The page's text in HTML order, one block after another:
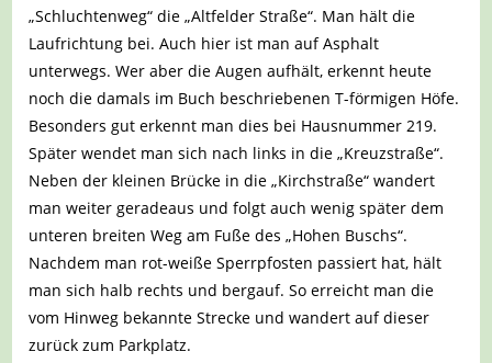
„Schluchtenweg“ die „Altfelder Straße“. Man hält die
Laufrichtung bei. Auch hier ist man auf Asphalt
unterwegs. Wer aber die Augen aufhält, erkennt heute
noch die damals im Buch beschriebenen T-förmigen Höfe.
Besonders gut erkennt man dies bei Hausnummer 219.
Später wendet man sich nach links in die „Kreuzstraße“.
Neben der kleinen Brücke in die „Kirchstraße“ wandert
man weiter geradeaus und folgt auch wenig später dem
unteren breiten Weg am Fuße des „Hohen Buschs“.
Nachdem man rot-weiße Sperrpfosten passiert hat, hält
man sich halb rechts und bergauf. So erreicht man die
vom Hinweg bekannte Strecke und wandert auf dieser
zurück zum Parkplatz.